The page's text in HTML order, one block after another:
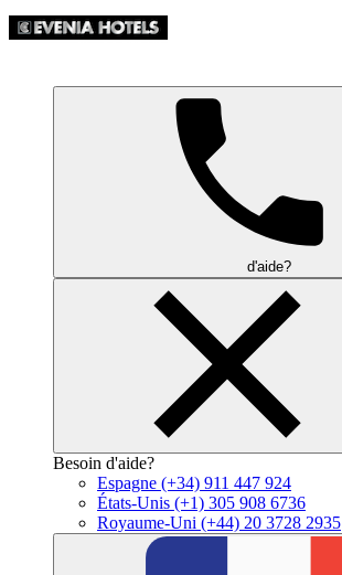
d'aide?
Besoin d'aide?
Espagne (+34) 911 447 924
États-Unis (+1) 305 908 6736
Royaume-Uni (+44) 20 3728 2935